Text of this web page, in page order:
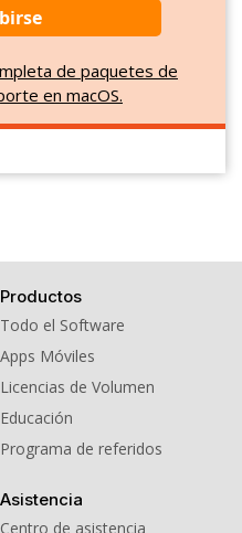
de paquetes de
en macOS.
Productos
Todo el Software
Apps Móviles
Licencias de Volumen
Educación
Programa de referidos
Asistencia
Centro de asistencia